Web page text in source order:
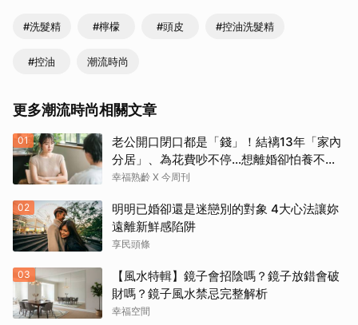
#洗髮精 #檸檬 #頭皮 #控油洗髮精
#控油 潮流時尚
更多潮流時尚相關文章
01
老公開口閉口都是「錢」！結褵13年「家內
分居」、為花費吵不停…想離婚卻怕養不活
自己：還要忍3年？
幸福熟齡 X 今周刊
02
明明已婚卻還是迷戀別的對象 4大心法讓妳
遠離新鮮感陷阱
享民頭條
03
【風水特輯】鏡子會招陰嗎？鏡子放錯會破
財嗎？鏡子風水禁忌完整解析
幸福空間